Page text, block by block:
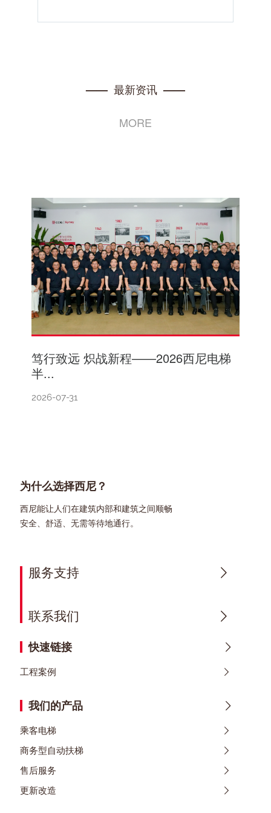
—— 最新资讯——
MORE
笃行致远 炽战新程——2026西尼电梯
半...
2026-07-31
为什么选择西尼？
西尼能让人们在建筑内部和建筑之间顺畅
安全、舒适、无需等待地通行。
服务支持
联系我们
快速链接
工程案例
我们的产品
乘客电梯
商务型自动扶梯
售后服务
更新改造